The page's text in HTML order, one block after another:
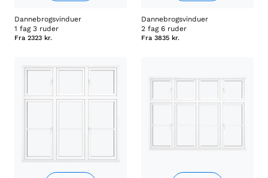
Dannebrogsvinduer
1 fag 3 ruder
Fra 2323 kr.
Dannebrogsvinduer
2 fag 6 ruder
Fra 3835 kr.